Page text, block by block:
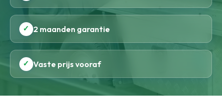
✓ 2 maanden garantie
✓ Vaste prijs vooraf